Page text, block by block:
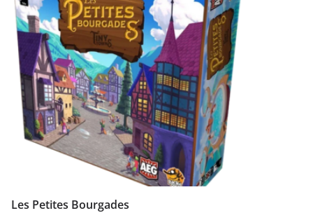
Les Petites Bourgades